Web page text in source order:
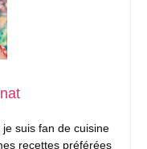
je suis fan de cuisine
recettes préférées